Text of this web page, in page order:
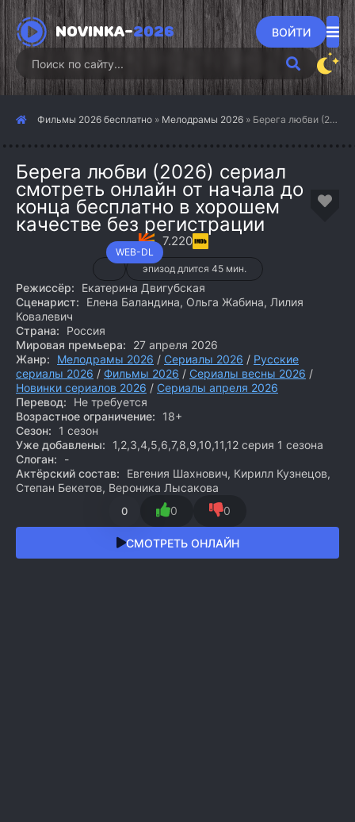
NOVINKA-2026 ВОЙТИ
Фильмы 2026 бесплатно » Мелодрамы 2026 » Берега любви (2026)
Берега любви (2026) сериал
смотреть онлайн от начала до
конца бесплатно в хорошем
качестве без регистрации
WEB-DL
7.220
эпизод длится 45 мин.
Режиссёр:
Екатерина Двигубская
Сценарист:
Елена Баландина, Ольга Жабина, Лилия
Ковалевич
Страна:
Россия
Мировая премьера:
27 апреля 2026
Жанр:
Мелодрамы 2026 / Сериалы 2026 / Русские
сериалы 2026 / Фильмы 2026 / Сериалы весны 2026 /
Новинки сериалов 2026 / Сериалы апреля 2026
Перевод:
Не требуется
Возрастное ограничение:
18+
Сезон:
1 сезон
Уже добавлены:
1,2,3,4,5,6,7,8,9,10,11,12 серия 1 сезона
Слоган:
-
Актёрский состав:
Евгения Шахнович, Кирилл Кузнецов,
Степан Бекетов, Вероника Лысакова
0 0 0
СМОТРЕТЬ ОНЛАЙН